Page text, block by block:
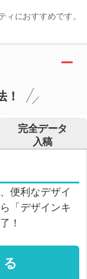
におすすめです。
完全データ
入稿
便利なデザイ
「デザインキ
！